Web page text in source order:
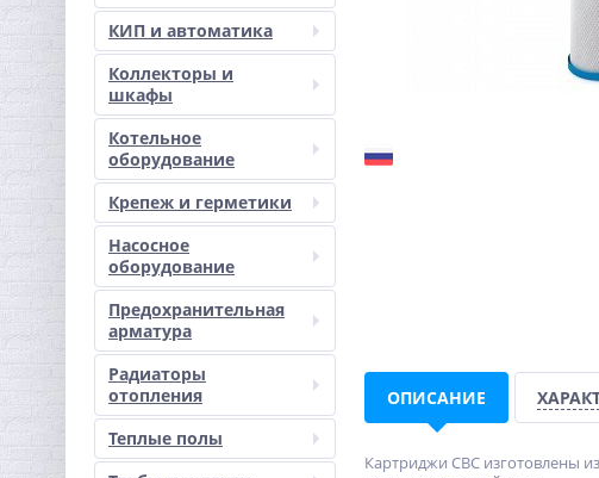
КИП и автоматика
Коллекторы и
шкафы
Котельное
оборудование
Крепеж и герметики
Насосное
оборудование
Предохранительная
арматура
Радиаторы
отопления
Теплые полы
ОПИСАНИЕ
Картриджи СВС изготовлены